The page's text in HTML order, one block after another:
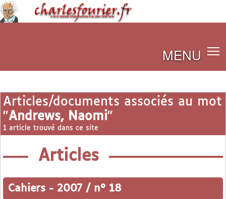
MENU
Articles/documents associés au mot
"Andrews, Naomi"
1 article trouvé dans ce site
Articles
Cahiers - 2007 / n° 18